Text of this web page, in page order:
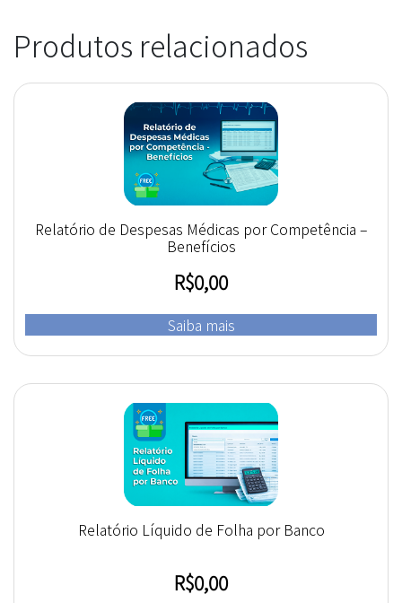
Produtos relacionados
Relatório de Despesas Médicas por Competência –
Benefícios
R$0,00
Saiba mais
Relatório Líquido de Folha por Banco
R$0,00